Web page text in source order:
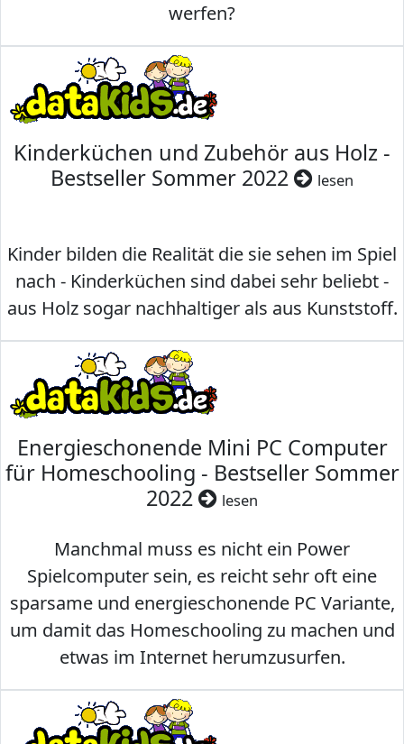
werfen?
Kinderküchen und Zubehör aus Holz -
Bestseller Sommer 2022
lesen
Kinder bilden die Realität die sie sehen im Spiel
nach - Kinderküchen sind dabei sehr beliebt -
aus Holz sogar nachhaltiger als aus Kunststoff.
Energieschonende Mini PC Computer
für Homeschooling - Bestseller Sommer
2022
lesen
Manchmal muss es nicht ein Power
Spielcomputer sein, es reicht sehr oft eine
sparsame und energieschonende PC Variante,
um damit das Homeschooling zu machen und
etwas im Internet herumzusurfen.